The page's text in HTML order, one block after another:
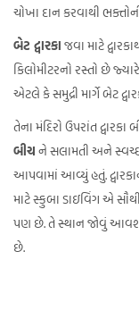
ચોખા દાન કરવાથી
બેટ દ્વારકાજવા માટે
કિલોમીટરનો રસ્તો છે
એટલે કે સમુદ્રી માર્ગે બેટ
તેના મંદિરો ઉપરાંત દ્વારકા
બીચને સલામતી અને
આપવામાં આવ્યું હતું.
માટે સ્કુબા ડાઇવિંગ એ સૌથી
પણ છે. તે સ્થાન જોવું
છે.